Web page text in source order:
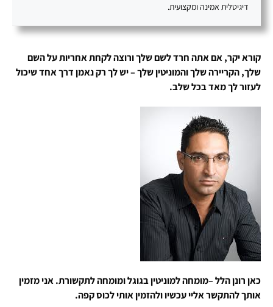
דיגיטלית אמינה ומקצועית.
קורא יקר, אם אתה חרד לשם שלך ורוצה לקחת אחריות על השם
שלך, הקריירה שלך והמוניטין שלך – יש לך רק נאמן דרך אחד שיכול
לעזור לך מאד בכל שלב.
כאן רונן הלל –מומחה למוניטין בגוגל ומומחה לתקשורת. אני מזמין
אותך להתקשר אליי עכשיו ולהזמין אותי לכוס קפה.